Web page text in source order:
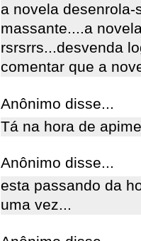
a novela
massante....a
rsrsrrs...desvenda
comentar que a
Anônimo disse...
Tá na hora de
Anônimo disse...
esta passando da
uma vez...